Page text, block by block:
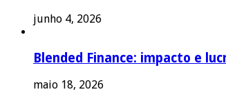
junho 4, 2026
Blended Finance: impacto e
maio 18, 2026